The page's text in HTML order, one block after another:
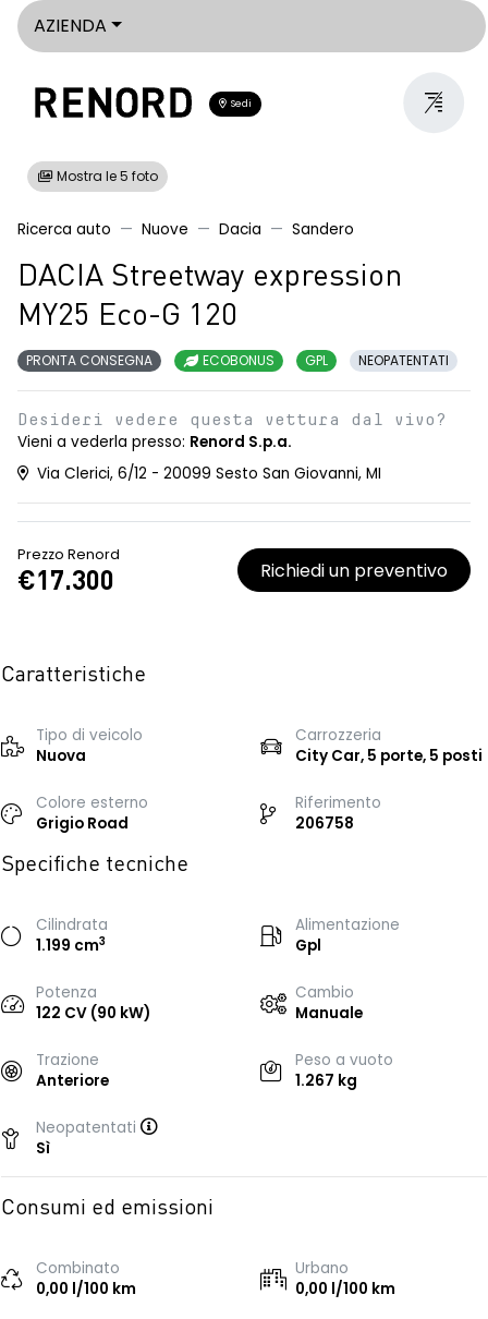
AZIENDA
Sedi
Mostra le 5 foto
Ricerca auto Nuove Dacia Sandero
DACIA Streetway expression
MY25 Eco-G 120
PRONTA CONSEGNA ECOBONUS GPL NEOPATENTATI
Desideri vedere questa vettura dal vivo?
Vieni a vederla presso: Renord S.p.a.
Via Clerici, 6/12 - 20099 Sesto San Giovanni, MI
Prezzo Renord
€17.300 Richiedi un preventivo
Caratteristiche
Tipo di veicolo
Nuova
Carrozzeria
City Car, 5 porte, 5 posti
Colore esterno
Grigio Road
Riferimento
206758
Specifiche tecniche
Cilindrata
1.199 cm3
Alimentazione
Gpl
Potenza
122 CV (90 kW)
Cambio
Manuale
Trazione
Anteriore
Peso a vuoto
1.267 kg
Neopatentati
Sì
Consumi ed emissioni
Combinato
0,00 l/100 km
Urbano
0,00 l/100 km